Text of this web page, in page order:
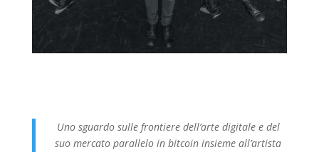
Uno sguardo sulle frontiere dell’arte digitale e del
suo mercato parallelo in bitcoin insieme all’artista